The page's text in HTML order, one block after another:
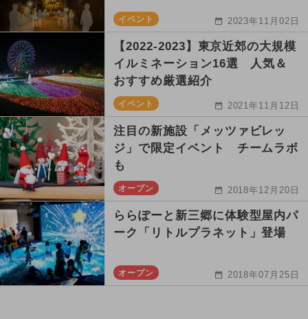
イベント 2023年11月02日
【2022-2023】東京近郊の大規模
イルミネーション16選 人気＆
おすすめ厳選紹介
イベント 2021年11月12日
注目の新施設「メッツァビレッ
ジ」で限定イベント チームラボ
も
オープン 2018年12月20日
ららぽーと新三郷に体験型屋内パ
ーク「リトルプラネット」登場
オープン 2018年07月25日